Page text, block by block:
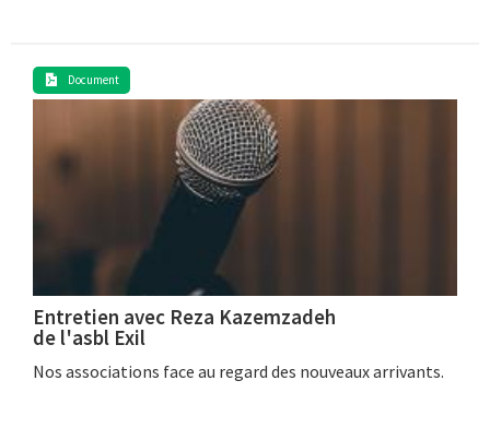
Document
Entretien avec Reza Kazemzadeh
de l'asbl Exil
Nos associations face au regard des nouveaux arrivants.